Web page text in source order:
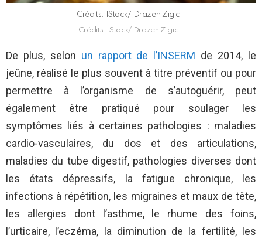
Crédits: IStock/ Drazen Zigic
Crédits: IStock/ Drazen Zigic
De plus, selon un rapport de l’INSERM de 2014, le
jeûne, réalisé le plus souvent à titre préventif ou pour
permettre à l’organisme de s’autoguérir, peut
également être pratiqué pour soulager les
symptômes liés à certaines pathologies : maladies
cardio-vasculaires, du dos et des articulations,
maladies du tube digestif, pathologies diverses dont
les états dépressifs, la fatigue chronique, les
infections à répétition, les migraines et maux de tête,
les allergies dont l’asthme, le rhume des foins,
l’urticaire, l’eczéma, la diminution de la fertilité, les